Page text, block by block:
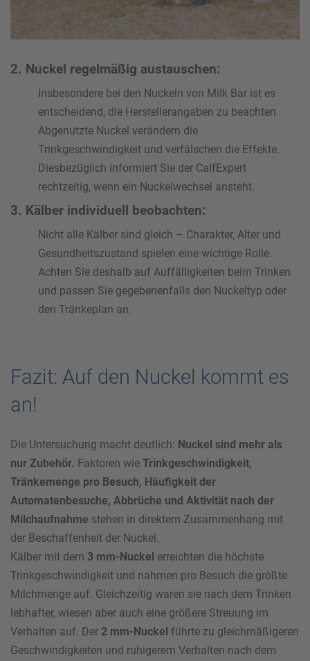
2. Nuckel regelmäßig austauschen:
Insbesondere bei den Nuckeln von Milk Bar ist es
entscheidend, die Herstellerangaben zu beachten.
Abgenutzte Nuckel verändern die
Trinkgeschwindigkeit und verfälschen die Effekte.
Diesbezüglich informiert Sie der CalfExpert
rechtzeitig, wenn ein Nuckelwechsel ansteht.
3. Kälber individuell beobachten:
Nicht alle Kälber sind gleich – Charakter, Alter und
Gesundheitszustand spielen eine wichtige Rolle.
Achten Sie deshalb auf Auffälligkeiten beim Trinken
und passen Sie gegebenenfalls den Nuckeltyp oder
den Tränkeplan an.
Fazit: Auf den Nuckel kommt es
an!
Die Untersuchung macht deutlich: Nuckel sind mehr als
nur Zubehör. Faktoren wie Trinkgeschwindigkeit,
Tränkemenge pro Besuch, Häufigkeit der
Automatenbesuche, Abbrüche und Aktivität nach der
Milchaufnahme stehen in direktem Zusammenhang mit
der Beschaffenheit der Nuckel.
Kälber mit dem 3 mm-Nuckel erreichten die höchste
Trinkgeschwindigkeit und nahmen pro Besuch die größte
Milchmenge auf. Gleichzeitig waren sie nach dem Trinken
lebhafter, wiesen aber auch eine größere Streuung im
Verhalten auf. Der 2 mm-Nuckel führte zu gleichmäßigeren
Geschwindigkeiten und ruhigerem Verhalten nach dem